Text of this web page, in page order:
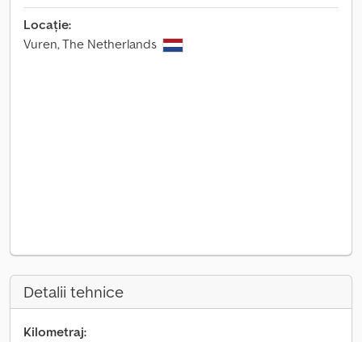
Locație:
Vuren, The Netherlands
Detalii tehnice
Kilometraj: